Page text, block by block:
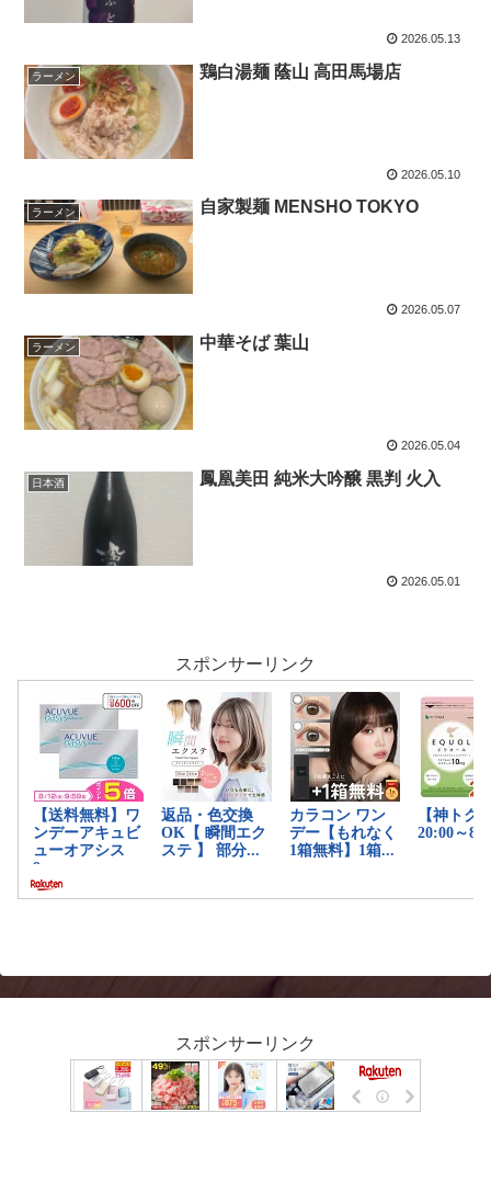
2026.05.13
ラーメン 鶏白湯麺 蔭山 高田馬場店
2026.05.10
ラーメン 自家製麺 MENSHO TOKYO
2026.05.07
ラーメン 中華そば 葉山
2026.05.04
日本酒 鳳凰美田 純米大吟醸 黒判 火入
2026.05.01
スポンサーリンク
スポンサーリンク